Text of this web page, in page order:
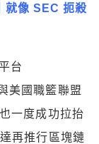
就像 SEC 扼殺
台
美國職籃聯盟
一度成功拉抬
再推行區塊鏈